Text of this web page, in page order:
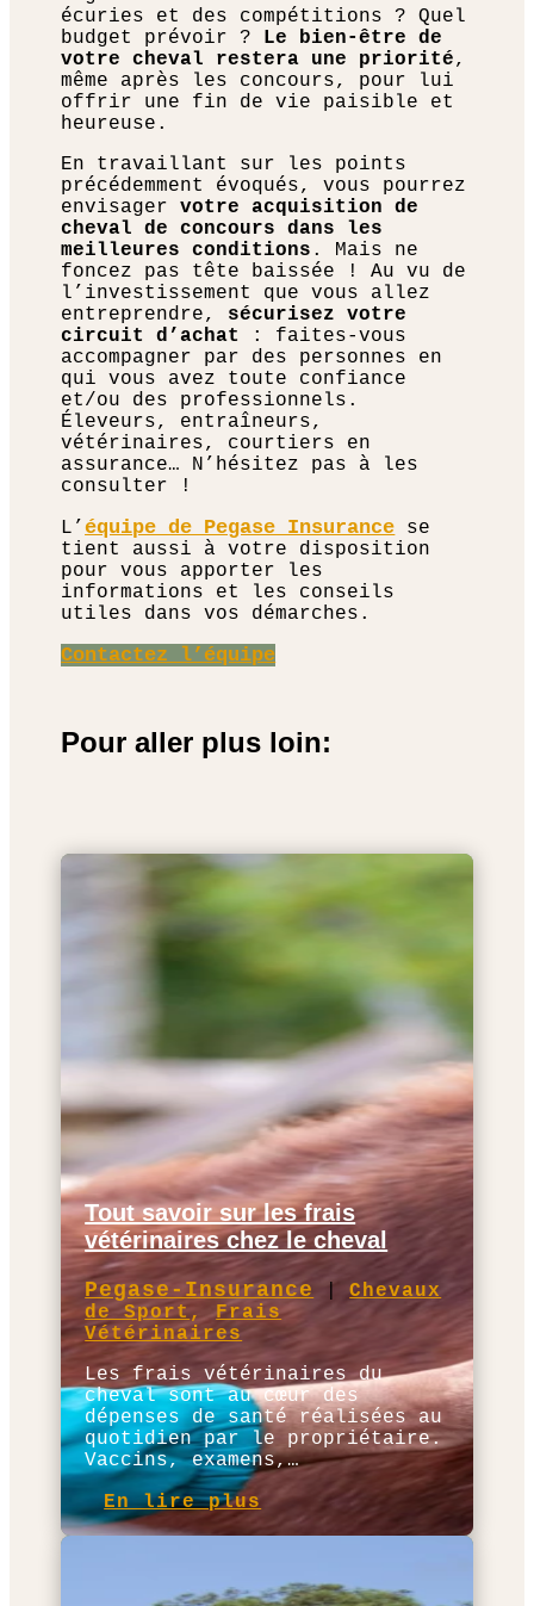
écuries et des compétitions ? Quel
budget prévoir ? Le bien-être de
votre cheval restera une priorité,
même après les concours, pour lui
offrir une fin de vie paisible et
heureuse.
En travaillant sur les points
précédemment évoqués, vous pourrez
envisagervotre acquisition de
cheval de concours dans les
meilleures conditions . Mais ne
foncez pas tête baissée ! Au vu de
l’investissement que vous allez
entreprendre, sécurisez votre
circuit d’achat
: faites-vous
accompagner par des personnes en
qui vous avez toute confiance
et/ou des professionnels.
Éleveurs, entraîneurs,
vétérinaires, courtiers en
assurance… N’hésitez pas à les
consulter !
L’équipe de Pegase Insurance se
tient aussi à votre disposition
pour vous apporter les
informations et les conseils
utiles dans vos démarches.
Contactez l’équipe
Pour aller plus loin:
Tout savoir sur les frais
vétérinaires chez le cheval
Pegase-Insurance
Chevaux
de Sport,Frais
Vétérinaires
Les frais vétérinaires du
cheval sont au cœur des
dépenses de santé réalisées au
quotidien par le propriétaire.
Vaccins, examens,…
En lire plus